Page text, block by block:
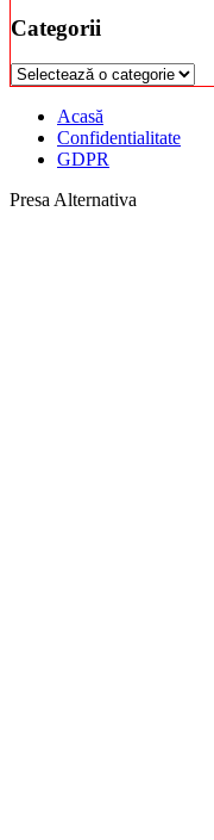
Categorii
Categorii
Acasă
Confidentialitate
GDPR
Presa Alternativa